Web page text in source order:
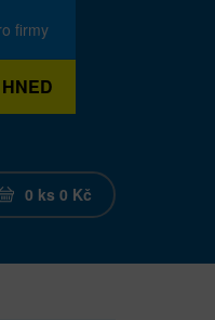
firmy
0 ks 0 Kč